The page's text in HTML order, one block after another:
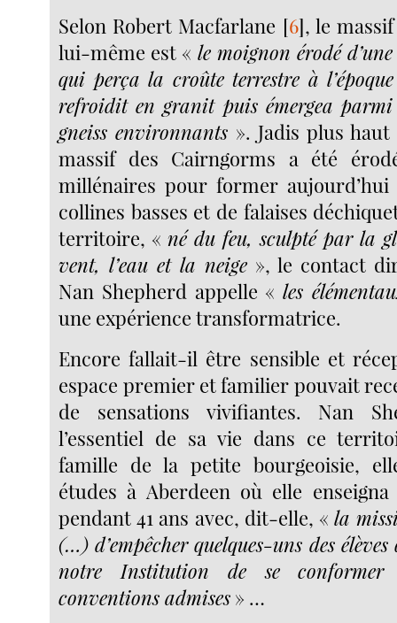
Selon Robert Macfarlane [6], le
lui-même est « le moignon érodé
qui perça la croûte terrestre à
refroidit en granit puis émergea parmi
gneiss environnants ». Jadis plus
massif des Cairngorms a été
millénaires pour former
collines basses et de falaises
territoire, «né du feu, sculpté par la
vent, l’eau et la neige », le contact
Nan Shepherd appelle « les
une expérience transformatrice.
Encore fallait-il être sensible et
espace premier et familier pouvait
de sensations vivifiantes. Nan
l’essentiel de sa vie dans ce
famille de la petite bourgeoisie,
études à Aberdeen où elle enseigna
pendant 41 ans avec, dit-elle, « la
(…) d’empêcher quelques-uns des
notre Institution de se conformer
conventions admises » …